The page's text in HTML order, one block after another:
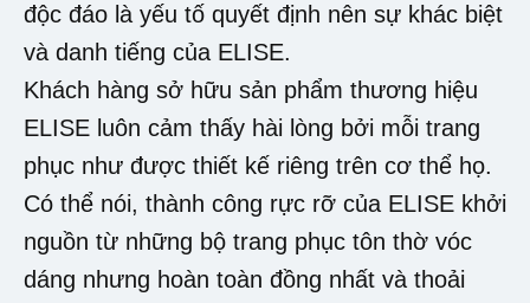
độc đáo là yếu tố quyết định nên sự khác biệt
và danh tiếng của ELISE.
Khách hàng sở hữu sản phẩm thương hiệu
ELISE luôn cảm thấy hài lòng bởi mỗi trang
phục như được thiết kế riêng trên cơ thể họ.
Có thể nói, thành công rực rỡ của ELISE khởi
nguồn từ những bộ trang phục tôn thờ vóc
dáng nhưng hoàn toàn đồng nhất và thoải